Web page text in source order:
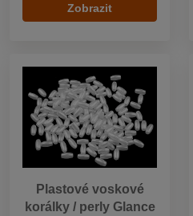
Zobrazit
Plastové voskové
korálky / perly Glance